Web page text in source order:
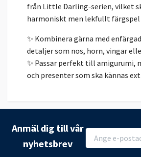
från Little Darling-serien, vilket
harmoniskt men lekfullt
✨ Kombinera gärna med
detaljer som nos, horn, vingar
✨ Passar perfekt till amigurumi,
och presenter som ska kännas
Anmäl dig till vår
nyhetsbrev